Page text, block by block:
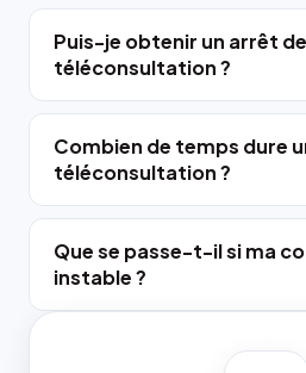
Puis-je obtenir un arrêt
téléconsultation ?
Combien de temps dure
téléconsultation ?
Que se passe-t-il si ma
instable ?